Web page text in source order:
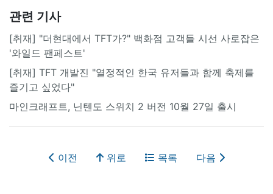
관련 기사
[취재] "더현대에서 TFT가?" 백화점 고객들 시선 사로잡은
'와일드 팬페스트'
[취재] TFT 개발진 "열정적인 한국 유저들과 함께 축제를
즐기고 싶었다"
마인크래프트, 닌텐도 스위치 2 버전 10월 27일 출시
이전 위로 목록 다음